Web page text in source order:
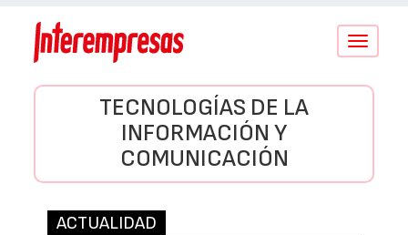
Conmutar
TECNOLOGÍAS DE LA
INFORMACIÓN Y
COMUNICACIÓN
ACTUALIDAD